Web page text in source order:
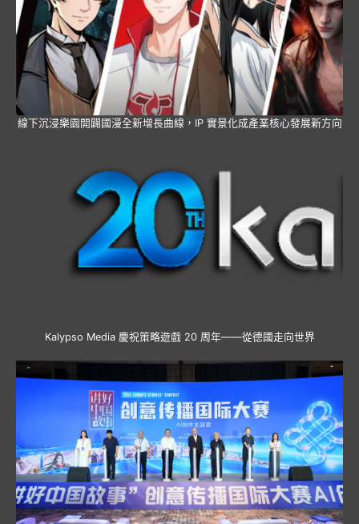
線下沉浸樂園開闢國漫全新增長曲線，IP 實景化成產業核心發展新方向
Kalypso Media 慶祝策略遊戲 20 周年——從德國走向世界